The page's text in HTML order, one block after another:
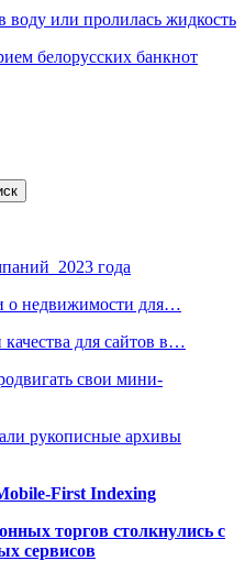
воду или пролилась жидкость
белорусских банкнот
2023 года
о недвижимости для…
для сайтов в…
свои мини-
рукописные архивы
First Indexing
торгов столкнулись с
сервисов